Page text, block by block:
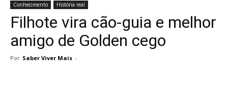
Conhecimento História real
Filhote vira cão-guia e melhor
amigo de Golden cego
Por Saber Viver Mais -